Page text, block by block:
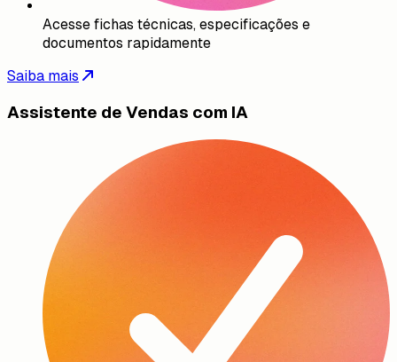
Acesse fichas técnicas, especificações e
documentos rapidamente
Saiba mais
Assistente de Vendas com IA